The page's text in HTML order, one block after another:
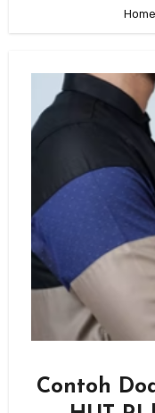
Home
Contoh